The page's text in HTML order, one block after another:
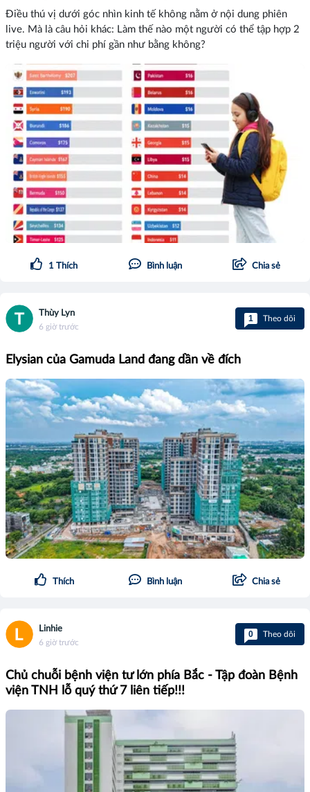
Điều thú vị dưới góc nhìn kinh tế không nằm ở nội dung phiên
live. Mà là câu hỏi khác: Làm thế nào một người có thể tập hợp 2
triệu người với chi phí gần như bằng không?
1 Thích Bình luận Chia sẻ
Thùy Lyn
6 giờ trước
1 Theo dõi
Elysian của Gamuda Land đang dần về đích
Thích Bình luận Chia sẻ
Linhie
6 giờ trước
0 Theo dõi
Chủ chuỗi bệnh viện tư lớn phía Bắc - Tập đoàn Bệnh
viện TNH lỗ quý thứ 7 liên tiếp!!!